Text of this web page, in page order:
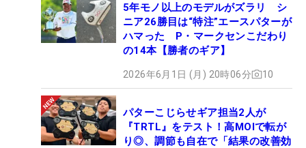
5年モノ以上のモデルがズラリ シ
ニア26勝目は“特注”エースパターが
ハマった P・マークセンこだわり
の14本【勝者のギア】
2026年6月1日 (月) 20時06分 10
パターこじらせギア担当2人が
『TRTL』をテスト！高MOIで転が
り◎、調節も自在で「結果の改善効